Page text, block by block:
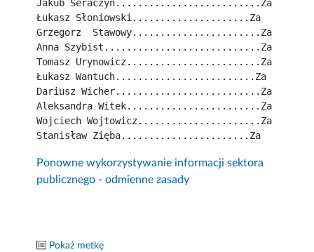
Jakub Seraczyn..........................Za
Łukasz Słoniowski.....................Za
Grzegorz  Stawowy.......................Za
Anna Szybist............................Za
Tomasz Urynowicz........................Za
Łukasz Wantuch.........................Za
Dariusz Wicher..........................Za
Aleksandra Witek........................Za
Wojciech Wojtowicz......................Za
Stanisław Zięba.......................Za
Ponowne wykorzystywanie informacji sektora
publicznego - odmienne zasady
Pokaż metkę